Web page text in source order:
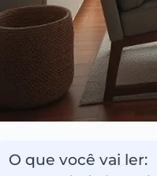
O que você vai ler: